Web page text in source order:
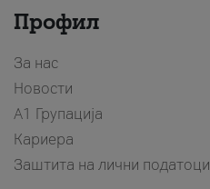
Профил
За нас
Новости
А1 Групација
Кариера
Заштита на лични податоци